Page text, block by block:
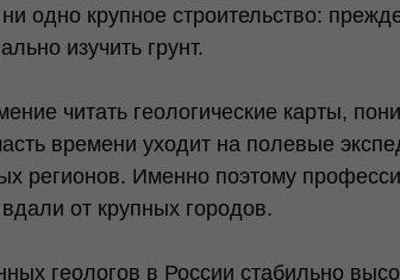
одно крупное строительство:
изучить грунт.
читать геологические карты,
времени уходит на полевые
регионов. Именно поэтому
вдали от крупных городов.
геологов в России стабильно